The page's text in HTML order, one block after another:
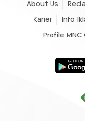
About Us
Karier Info
Profile MNC